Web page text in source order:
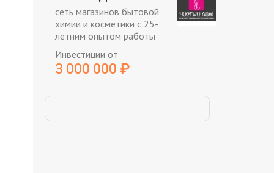
сеть магазинов бытовой
химии и косметики с 25-
летним опытом работы
Инвестиции от
3 000 000 ₽